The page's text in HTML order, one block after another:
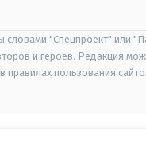
"Спецпроект" или
и героев. Редакция
правилах пользования